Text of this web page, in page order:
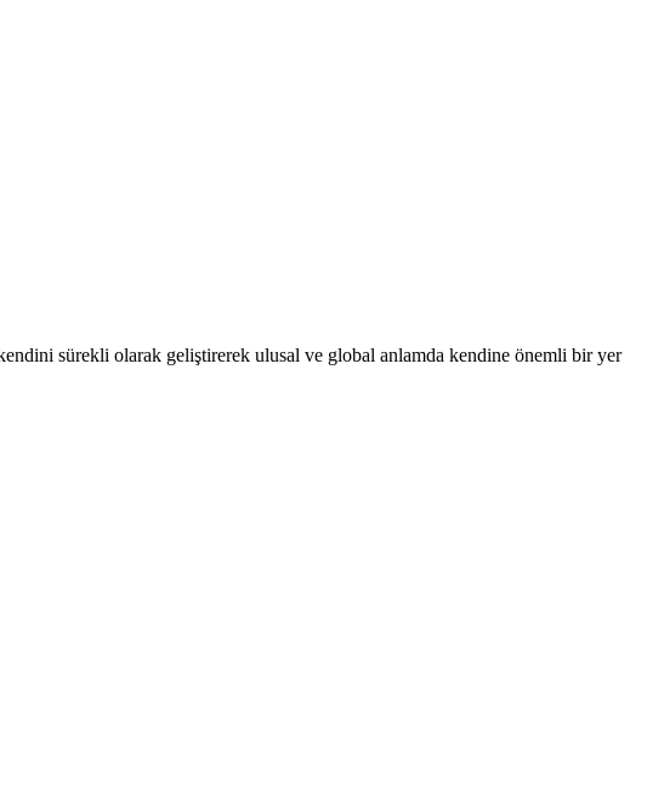
sürekli olarak geliştirerek ulusal ve global anlamda kendine önemli bir yer